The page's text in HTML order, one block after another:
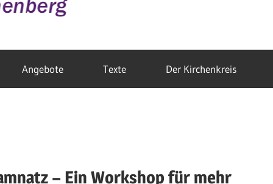
Angebote Texte Der Kirchenkreis
– Ein Workshop für mehr